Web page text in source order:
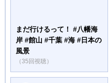
まだ行けるって！ #八幡海
岸 #館山 #千葉 #海 #日本の
風景
（35回視聴）